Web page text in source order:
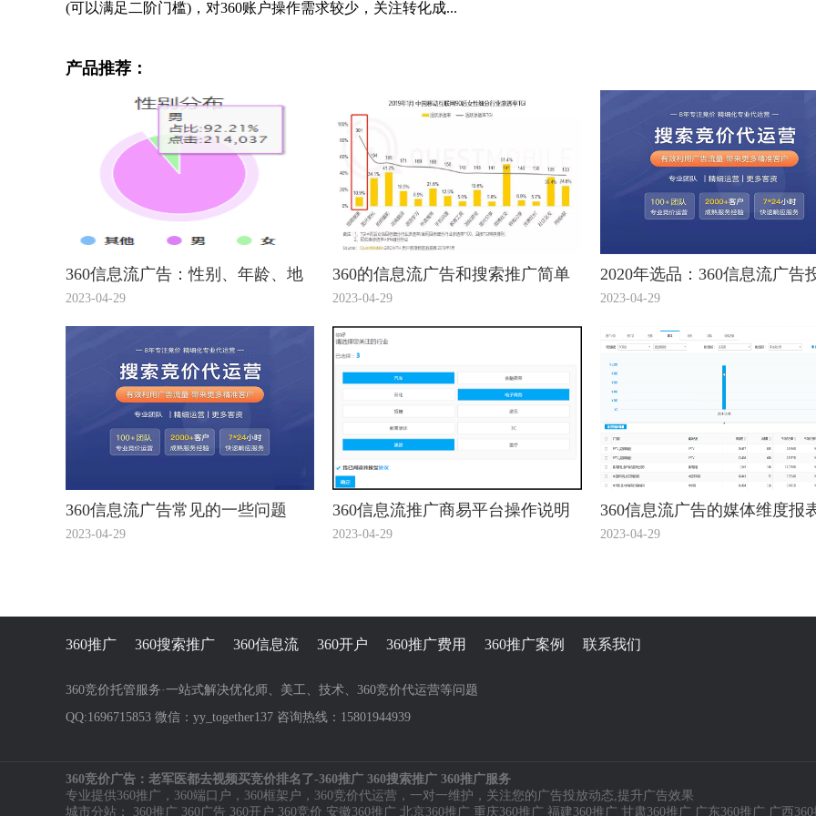
(可以满足二阶门槛)，对360账户操作需求较少，关注转化成...
产品推荐：
360信息流广告：性别、年龄、地
域，你真的会设么？
2023-04-29
360的信息流广告和搜索推广简单
的介绍您看看！
2023-04-29
2020年选品：360信息流广告
趋势看出12个潜力爆款！
2023-04-29
360信息流广告常见的一些问题
2023-04-29
360信息流推广商易平台操作说明
2023-04-29
360信息流广告的媒体维度报
2023-04-29
360推广 360搜索推广 360信息流 360开户 360推广费用 360推广案例 联系我们
360竞价托管服务·一站式解决优化师、美工、技术、360竞价代运营等问题
QQ:1696715853 微信：yy_together137 咨询热线：15801944939
360竞价广告：老军医都去视频买竞价排名了-360推广 360搜索推广 360推广服务
专业提供360推广 ， 360端口户 ， 360框架户 ， 360竞价代运营 ，一对一维护，关注您的广告投放动态,提升广告效果
城市分站： 360推广 360广告 360开户 360竞价 安徽360推广 北京360推广 重庆360推广 福建360推广 甘肃360推广 广东360推广 广西